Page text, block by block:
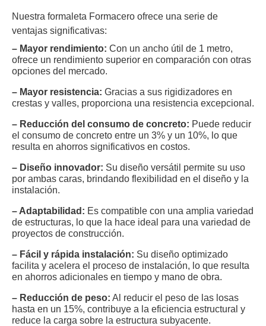
Nuestra formaleta Formacero ofrece una serie de
ventajas significativas:
– Mayor rendimiento: Con un ancho útil de 1 metro,
ofrece un rendimiento superior en comparación con otras
opciones del mercado.
– Mayor resistencia: Gracias a sus rigidizadores en
crestas y valles, proporciona una resistencia excepcional.
– Reducción del consumo de concreto: Puede reducir
el consumo de concreto entre un 3% y un 10%, lo que
resulta en ahorros significativos en costos.
– Diseño innovador: Su diseño versátil permite su uso
por ambas caras, brindando flexibilidad en el diseño y la
instalación.
– Adaptabilidad: Es compatible con una amplia variedad
de estructuras, lo que la hace ideal para una variedad de
proyectos de construcción.
– Fácil y rápida instalación: Su diseño optimizado
facilita y acelera el proceso de instalación, lo que resulta
en ahorros adicionales en tiempo y mano de obra.
– Reducción de peso: Al reducir el peso de las losas
hasta en un 15%, contribuye a la eficiencia estructural y
reduce la carga sobre la estructura subyacente.